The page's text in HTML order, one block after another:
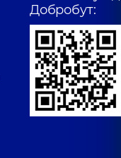
Добробут: